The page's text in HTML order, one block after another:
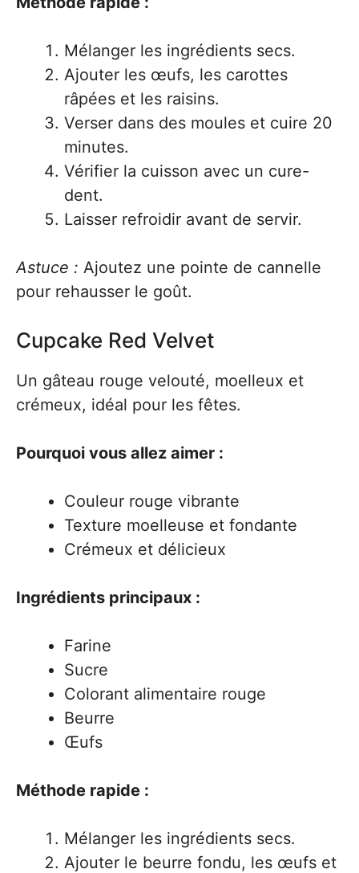
Mélanger les ingrédients secs.
Ajouter les œufs, les carottes
râpées et les raisins.
Verser dans des moules et cuire 20
minutes.
Vérifier la cuisson avec un cure-
dent.
Laisser refroidir avant de servir.
Astuce : Ajoutez une pointe de cannelle
pour rehausser le goût.
Cupcake Red Velvet
Un gâteau rouge velouté, moelleux et
crémeux, idéal pour les fêtes.
Pourquoi vous allez aimer :
Couleur rouge vibrante
Texture moelleuse et fondante
Crémeux et délicieux
Ingrédients principaux :
Farine
Sucre
Colorant alimentaire rouge
Beurre
Œufs
Méthode rapide :
Mélanger les ingrédients secs.
Ajouter le beurre fondu, les œufs et